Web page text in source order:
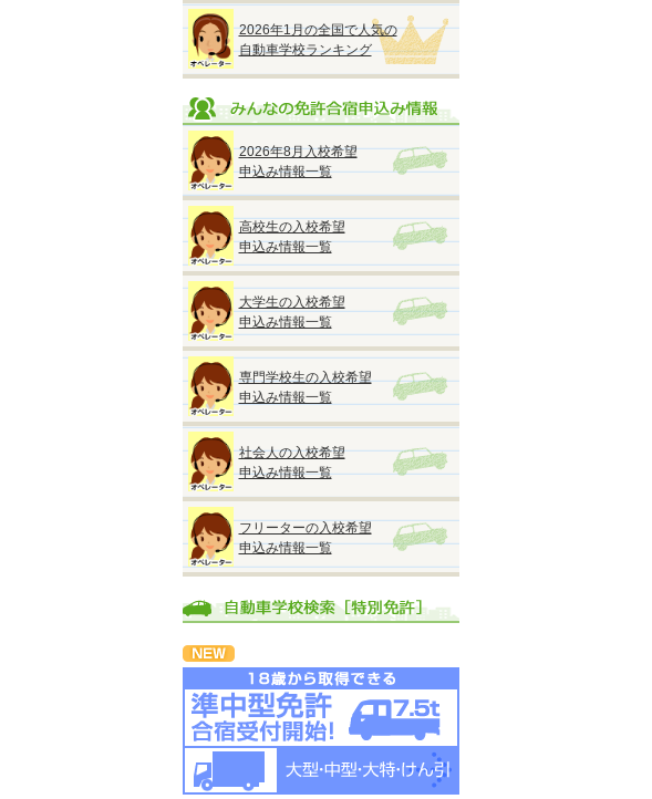
2026年1月の全国で人気の
自動車学校ランキング
2026年8月入校希望
申込み情報一覧
高校生の入校希望
申込み情報一覧
大学生の入校希望
申込み情報一覧
専門学校生の入校希望
申込み情報一覧
社会人の入校希望
申込み情報一覧
フリーターの入校希望
申込み情報一覧